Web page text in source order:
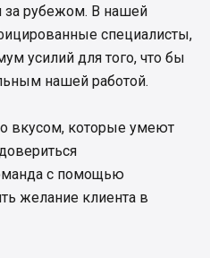
за рубежом. В нашей
специалисты,
усилий для того, что бы
нашей работой.
вкусом, которые умеют
с помощью
желание клиента в